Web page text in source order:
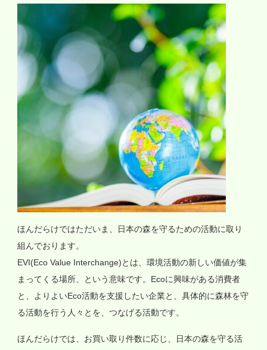
ほんだらけではただいま、日本の森を守るための活動に取り
組んでおります。
EVI(Eco Value Interchange)とは、環境活動の新しい価値が集
まってくる場所、という意味です。Ecoに興味がある消費者
と、よりよいEco活動を支援したい企業と、具体的に森林を守
る活動を行う人々とを、つなげる活動です。
ほんだらけでは、お買い取り件数に応じ、日本の森を守る活